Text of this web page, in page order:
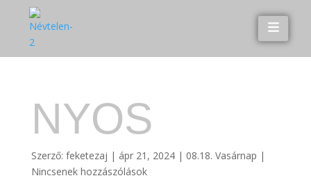
NYOS
Szerző: feketezaj | ápr 21, 2024| 08.18. Vasárnap |
Nincsenek hozzászólások